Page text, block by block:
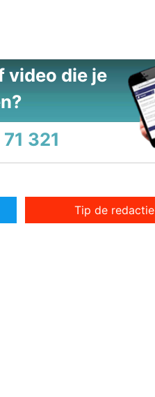
video die je
321
Tip de redactie